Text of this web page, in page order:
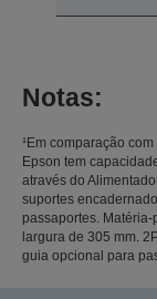
Notas:
¹Em comparação
Epson tem
através do
suportes
passaportes.
largura de 305 mm.
guia opcional para